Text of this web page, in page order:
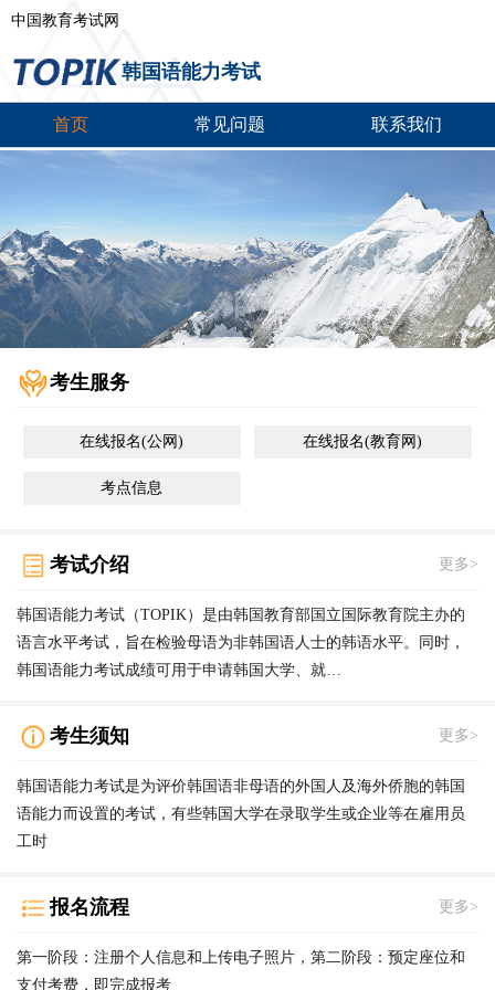
中国教育考试网
韩国语能力考试
首页 常见问题 联系我们
考生服务
在线报名(公网) 在线报名(教育网)
考点信息
考试介绍 更多>
韩国语能力考试（TOPIK）是由韩国教育部国立国际教育院主办的
语言水平考试，旨在检验母语为非韩国语人士的韩语水平。同时，
韩国语能力考试成绩可用于申请韩国大学、就…
考生须知 更多>
韩国语能力考试是为评价韩国语非母语的外国人及海外侨胞的韩国
语能力而设置的考试，有些韩国大学在录取学生或企业等在雇用员
工时
报名流程 更多>
第一阶段：注册个人信息和上传电子照片，第二阶段：预定座位和
支付考费，即完成报考